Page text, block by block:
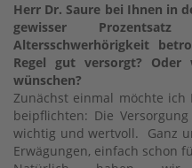
Herr Dr. Saure bei Ihnen in
gewisser
Altersschwerhörigkeit
Regel gut versorgt?
wünschen?
Zunächst einmal möchte ich
beipflichten: Die
wichtig und wertvoll. Ganz
Erwägungen, einfach schon